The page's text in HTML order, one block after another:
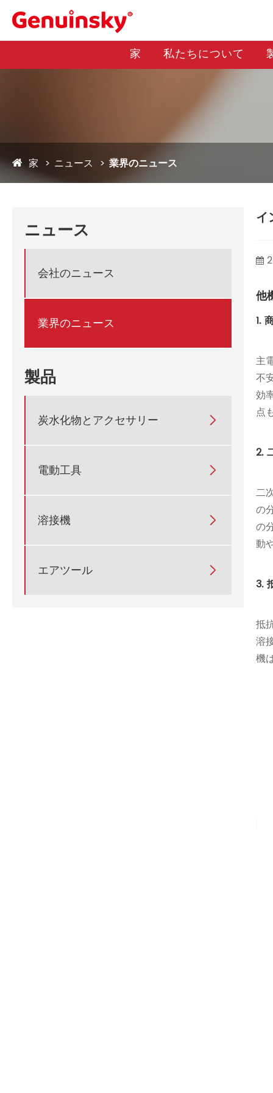
家 私たちについて
家 ニュース 業界のニュース
ニュース
会社のニュース
業界のニュース
製品
炭水化物とアクセサリー 
電動工具 
溶接機 
エアツール 
イ
他
1.
主
不
効
点
2.
二
の
の
動
3.
抵
溶
機